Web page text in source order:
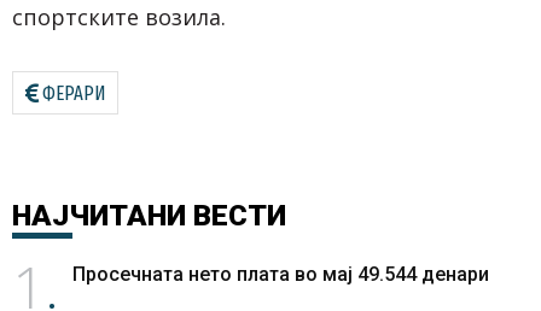
спортските возила.
ФЕРАРИ
НАЈЧИТАНИ ВЕСТИ
1 Просечната нето плата во мај 49.544 денари